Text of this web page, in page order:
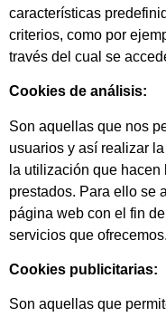
características
criterios, como por
través del cual se
Cookies de análisis:
Son aquellas que nos
usuarios y así realizar
la utilización que
prestados. Para ello se
página web con el fin
servicios que ofrecemos.
Cookies publicitarias:
Son aquellas que